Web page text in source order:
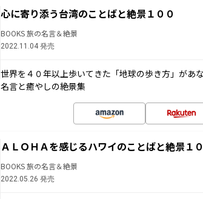
心に寄り添う台湾のことばと絶景１００
BOOKS 旅の名言＆絶景
2022.11.04 発売
世界を４０年以上歩いてきた「地球の歩き方」があ
名言と癒やしの絶景集
ＡＬＯＨＡを感じるハワイのことばと絶景１
BOOKS 旅の名言＆絶景
2022.05.26 発売